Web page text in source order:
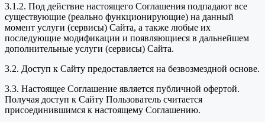
3.1.2. Под действие настоящего Соглашения подпадают все
существующие (реально функционирующие) на данный
момент услуги (сервисы) Сайта, а также любые их
последующие модификации и появляющиеся в дальнейшем
дополнительные услуги (сервисы) Сайта.
3.2. Доступ к Сайту предоставляется на безвозмездной основе.
3.3. Настоящее Соглашение является публичной офертой.
Получая доступ к Сайту Пользователь считается
присоединившимся к настоящему Соглашению.